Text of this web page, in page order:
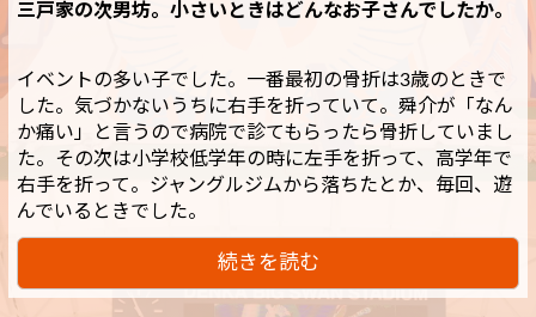
三戸家の次男坊。小さいときはどんなお子さんでしたか。
イベントの多い子でした。一番最初の骨折は3歳のときで
した。気づかないうちに右手を折っていて。舜介が「なん
か痛い」と言うので病院で診てもらったら骨折していまし
た。その次は小学校低学年の時に左手を折って、高学年で
右手を折って。ジャングルジムから落ちたとか、毎回、遊
んでいるときでした。
続きを読む